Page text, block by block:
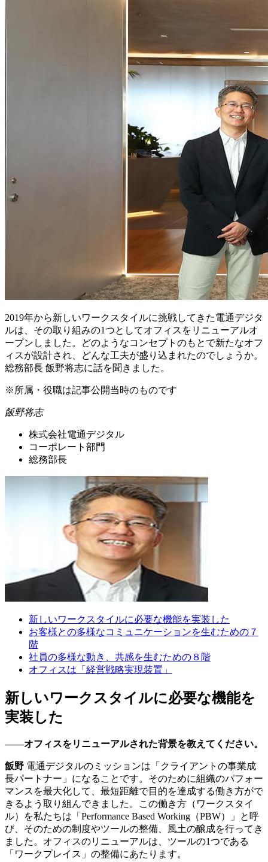
2019年から新しいワークスタイルに挑戦してきた電通デジタ
ルは、その取り組みの1つとしてオフィスをリニューアルオ
ープンしました。どのようなコンセプトのもとで新たなオフ
ィスが設計され、どんな工夫が盛り込まれたのでしょうか。
総務部長 飯野将志に話を聞きました。
※所属・役職は記事公開当時のものです
飯野将志
株式会社電通デジタル
コーポレート部門
総務部長
新しいワークスタイルに必要な機能を実装した
お客様との多様なコミュニケーションを生むための７
階
社員の多様な動き、共感を生むための８階
オフィスは「経営戦略実現装置」
新しいワークスタイルに必要な機能を
実装した
――オフィスをリニューアルされた背景を教えてください。
飯野 電通デジタルのミッションは「クライアントの事業成
長パートナー」になることです。そのために組織のパフォー
マンスを最大化して、最短距離で目的を達成する働き方がで
きるよう取り組んできました。この働き方（ワークスタイ
ル）を私たちは「Performance Based Working（PBW）」と呼
び、そのための制度やツールの整備、風土の醸成を行ってき
ました。オフィスのリニューアルは、ツールの1つである
「ワークプレイス」の整備にあたります。